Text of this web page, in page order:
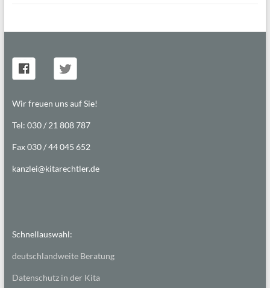
Wir freuen uns auf Sie!
Tel: 030 / 21 808 787
Fax 030 / 44 045 652
kanzlei@kitarechtler.de
Schnellauswahl:
deutschlandweite Beratung
Datenschutz in der Kita